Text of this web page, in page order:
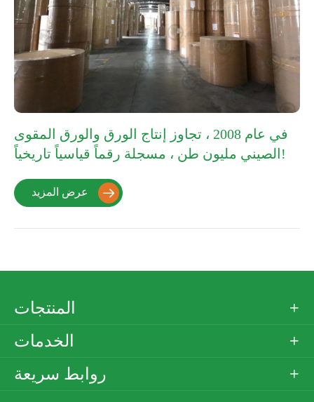
في عام 2008 ، تجاوز إنتاج الورق والورق المقوى
الصيني مليون طن ، مسجلة رقماً قياسياً تاريخياً!

المنتجات 
الخدمات 
روابط سريعة 